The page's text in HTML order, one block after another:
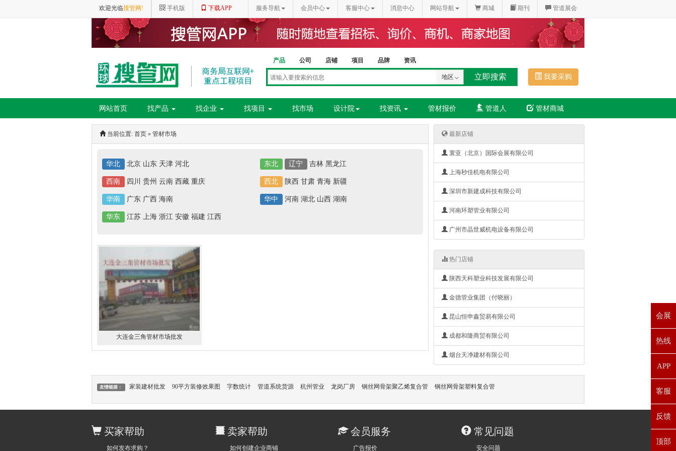
欢迎光临搜管网! 手机版 下载APP 服务导航 会员中心 客服中心 消息中心 网站导航 商城 期刊 管道展会
产品 公司 店铺 项目 品牌 资讯
地区 我要采购
网站首页 找产品 找企业 找项目 找市场 设计院 找资讯 管材报价 管道人 管材商城
当前位置: 首页 » 管材市场
华北 北京 山东 天津 河北 东北 辽宁 吉林 黑龙江
西南 四川 贵州 云南 西藏 重庆 西北 陕西 甘肃 青海 新疆
华南 广东 广西 海南 华中 河南 湖北 山西 湖南
华东 江苏 上海 浙江 安徽 福建 江西
大连金三角管材市场批发
最新店铺
寰亚（北京）国际会展有限公司
上海秒佳机电有限公司
深圳市新建成科技有限公司
河南环塑管业有限公司
广州市晶世威机电设备有限公司
热门店铺
陕西天科塑业科技发展有限公司
金德管业集团（付晓丽）
昆山恒申鑫贸易有限公司
成都和隆商贸有限公司
烟台天净建材有限公司
友情链接： 家装建材批发 90平方装修效果图 字数统计 管道系统货源 杭州管业 龙岗厂房 钢丝网骨架聚乙烯复合管 钢丝网骨架塑料复合管
买家帮助
如何发布求购？
卖家帮助
如何创建企业商铺
会员服务
广告报价
常见问题
安全问题
会展
热线
客服
反馈
APP
顶部